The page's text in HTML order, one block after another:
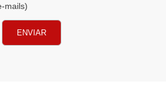
mails)
ENVIAR